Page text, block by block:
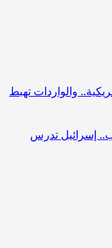
والواردات تهبط
إسرائيل تدرس